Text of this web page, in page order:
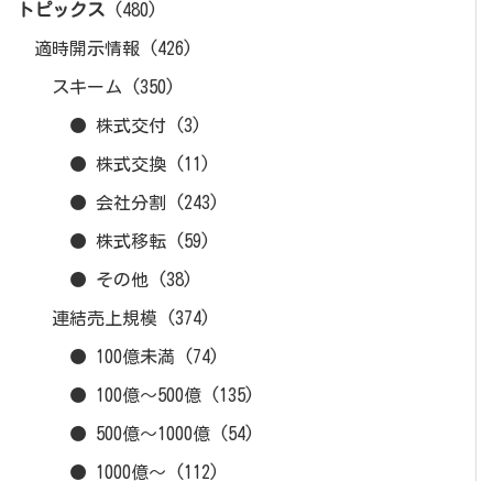
トピックス (480)
適時開示情報 (426)
スキーム (350)
● 株式交付 (3)
● 株式交換 (11)
● 会社分割 (243)
● 株式移転 (59)
● その他 (38)
連結売上規模 (374)
● 100億未満 (74)
● 100億～500億 (135)
● 500億～1000億 (54)
● 1000億～ (112)